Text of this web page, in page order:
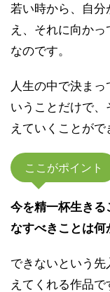
若い時から、自
え、それに向か
なのです。
人生の中で決ま
いうことだけで
えていくことがで
ここがポイント
今を精一杯生き
なすべきことは何
できないという
えてくれる作品で